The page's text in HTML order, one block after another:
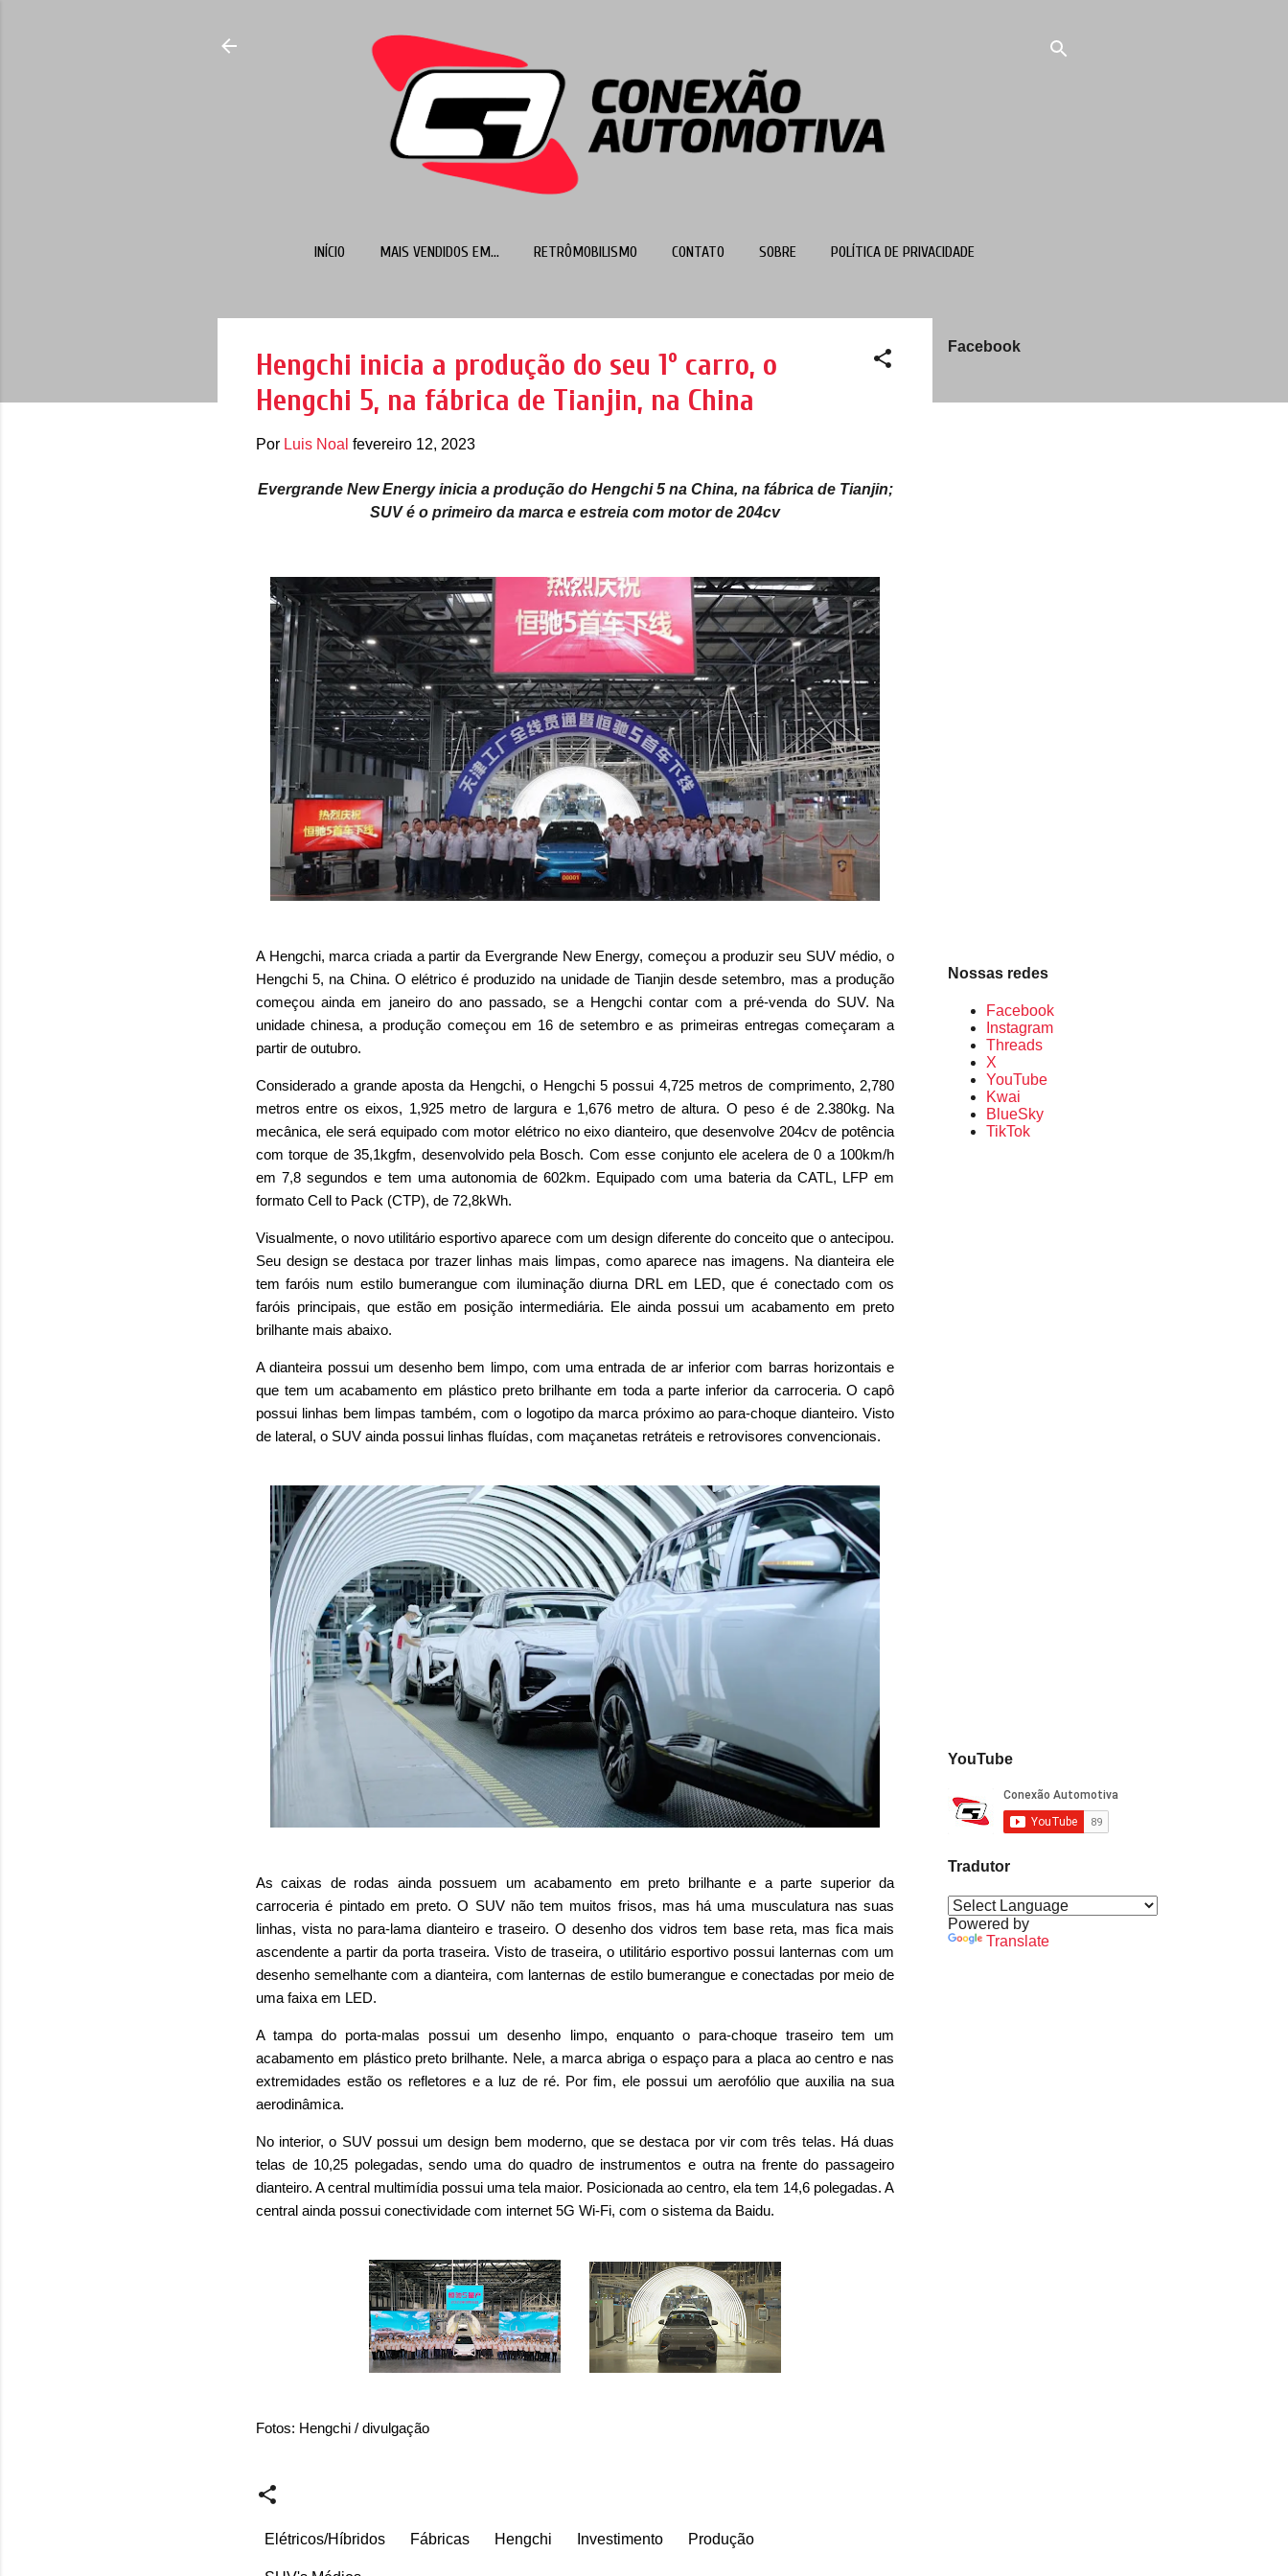
INÍCIO MAIS VENDIDOS EM... RETRÔMOBILISMO CONTATO SOBRE POLÍTICA DE PRIVACIDADE
Facebook
Nossas redes
Facebook
Instagram
Threads
X
YouTube
Kwai
BlueSky
TikTok
YouTube
Tradutor
Powered by
Translate
Hengchi inicia a produção do seu 1º carro, o
Hengchi 5, na fábrica de Tianjin, na China
Por Luis Noal fevereiro 12, 2023
Evergrande New Energy inicia a produção do Hengchi 5 na China, na fábrica de Tianjin;
SUV é o primeiro da marca e estreia com motor de 204cv
A Hengchi, marca criada a partir da Evergrande New Energy, começou a produzir seu SUV médio, o
Hengchi 5, na China. O elétrico é produzido na unidade de Tianjin desde setembro, mas a produção
começou ainda em janeiro do ano passado, se a Hengchi contar com a pré-venda do SUV. Na
unidade chinesa, a produção começou em 16 de setembro e as primeiras entregas começaram a
partir de outubro.
Considerado a grande aposta da Hengchi, o Hengchi 5 possui 4,725 metros de comprimento, 2,780
metros entre os eixos, 1,925 metro de largura e 1,676 metro de altura. O peso é de 2.380kg. Na
mecânica, ele será equipado com motor elétrico no eixo dianteiro, que desenvolve 204cv de potência
com torque de 35,1kgfm, desenvolvido pela Bosch. Com esse conjunto ele acelera de 0 a 100km/h
em 7,8 segundos e tem uma autonomia de 602km. Equipado com uma bateria da CATL, LFP em
formato Cell to Pack (CTP), de 72,8kWh.
Visualmente, o novo utilitário esportivo aparece com um design diferente do conceito que o antecipou.
Seu design se destaca por trazer linhas mais limpas, como aparece nas imagens. Na dianteira ele
tem faróis num estilo bumerangue com iluminação diurna DRL em LED, que é conectado com os
faróis principais, que estão em posição intermediária. Ele ainda possui um acabamento em preto
brilhante mais abaixo.
A dianteira possui um desenho bem limpo, com uma entrada de ar inferior com barras horizontais e
que tem um acabamento em plástico preto brilhante em toda a parte inferior da carroceria. O capô
possui linhas bem limpas também, com o logotipo da marca próximo ao para-choque dianteiro. Visto
de lateral, o SUV ainda possui linhas fluídas, com maçanetas retráteis e retrovisores convencionais.
As caixas de rodas ainda possuem um acabamento em preto brilhante e a parte superior da
carroceria é pintado em preto. O SUV não tem muitos frisos, mas há uma musculatura nas suas
linhas, vista no para-lama dianteiro e traseiro. O desenho dos vidros tem base reta, mas fica mais
ascendente a partir da porta traseira. Visto de traseira, o utilitário esportivo possui lanternas com um
desenho semelhante com a dianteira, com lanternas de estilo bumerangue e conectadas por meio de
uma faixa em LED.
A tampa do porta-malas possui um desenho limpo, enquanto o para-choque traseiro tem um
acabamento em plástico preto brilhante. Nele, a marca abriga o espaço para a placa ao centro e nas
extremidades estão os refletores e a luz de ré. Por fim, ele possui um aerofólio que auxilia na sua
aerodinâmica.
No interior, o SUV possui um design bem moderno, que se destaca por vir com três telas. Há duas
telas de 10,25 polegadas, sendo uma do quadro de instrumentos e outra na frente do passageiro
dianteiro. A central multimídia possui uma tela maior. Posicionada ao centro, ela tem 14,6 polegadas. A
central ainda possui conectividade com internet 5G Wi-Fi, com o sistema da Baidu.
Fotos: Hengchi / divulgação
Elétricos/Híbridos Fábricas Hengchi Investimento Produção